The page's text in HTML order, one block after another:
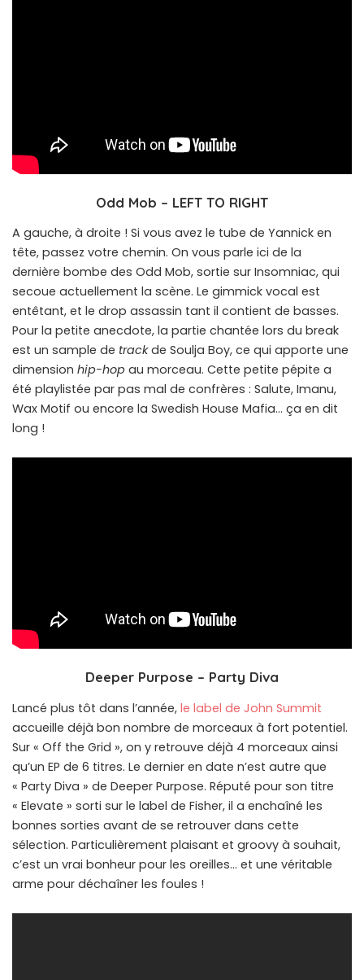
Odd Mob – LEFT TO RIGHT
A gauche, à droite ! Si vous avez le tube de Yannick en
tête, passez votre chemin. On vous parle ici de la
dernière bombe des Odd Mob, sortie sur Insomniac, qui
secoue actuellement la scène. Le gimmick vocal est
entêtant, et le drop assassin tant il contient de basses.
Pour la petite anecdote, la partie chantée lors du break
est un sample de trackde Soulja Boy, ce qui apporte une
dimension hip-hop au morceau. Cette petite pépite a
été playlistée par pas mal de confrères : Salute, Imanu,
Wax Motif ou encore la Swedish House Mafia… ça en dit
long !
Deeper Purpose – Party Diva
Lancé plus tôt dans l’année, le label de John Summit
accueille déjà bon nombre de morceaux à fort potentiel.
Sur « Off the Grid », on y retrouve déjà 4 morceaux ainsi
qu’un EP de 6 titres. Le dernier en date n’est autre que
« Party Diva » de Deeper Purpose. Réputé pour son titre
« Elevate » sorti sur le label de Fisher, il a enchaîné les
bonnes sorties avant de se retrouver dans cette
sélection. Particulièrement plaisant et groovy à souhait,
c’est un vrai bonheur pour les oreilles… et une véritable
arme pour déchaîner les foules !